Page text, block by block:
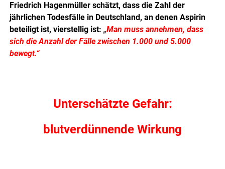
Friedrich Hagenmüller schätzt, dass die Zahl der
jährlichen Todesfälle in Deutschland, an denen Aspirin
beteiligt ist, vierstellig ist:„Man muss annehmen, dass
sich die Anzahl der Fälle zwischen 1.000 und 5.000
bewegt.“
Unterschätzte Gefahr:
blutverdünnende Wirkung